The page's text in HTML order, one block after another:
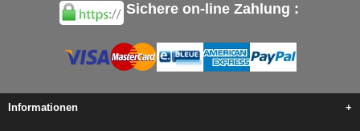
Sichere on-line Zahlung :
Informationen +